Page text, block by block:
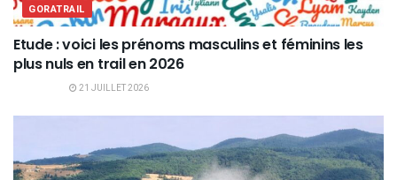
GORATRAIL
Etude : voici les prénoms masculins et féminins les
plus nuls en trail en 2026
21 JUILLET 2026